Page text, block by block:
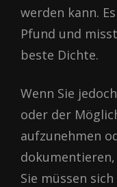
werden kann.
Pfund und
beste Dichte.
Wenn Sie
oder der
aufzunehmen
dokumentieren,
Sie müssen